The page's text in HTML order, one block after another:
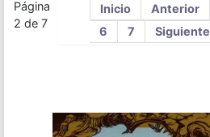
Página
2 de 7
Inicio Anterior
6
7 Siguiente